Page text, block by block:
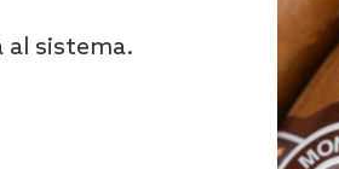
al sistema.